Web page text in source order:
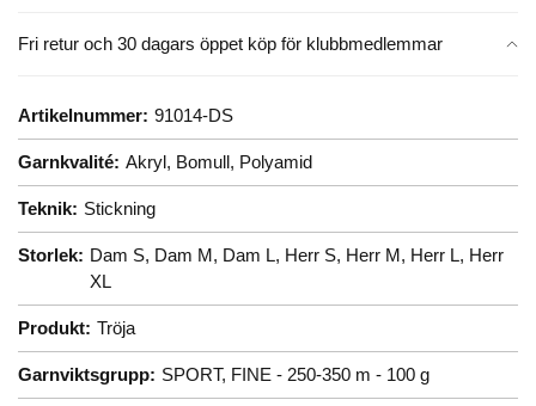
Fri retur och 30 dagars öppet köp för klubbmedlemmar
Artikelnummer: 91014-DS
Garnkvalité: Akryl, Bomull, Polyamid
Teknik: Stickning
Storlek: Dam S, Dam M, Dam L, Herr S, Herr M, Herr L, Herr
XL
Produkt: Tröja
Garnviktsgrupp: SPORT, FINE - 250-350 m - 100 g